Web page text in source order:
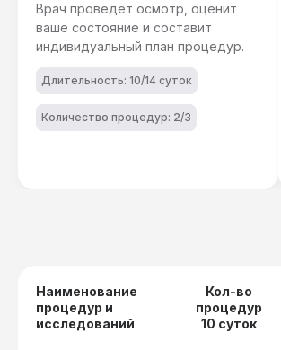
Врач проведёт осмотр, оценит
ваше состояние и составит
индивидуальный план процедур.
Длительность: 10/14 суток
Количество процедур: 2/3
Наименование
процедур и
исследований
Кол-во
процедур
10 суток